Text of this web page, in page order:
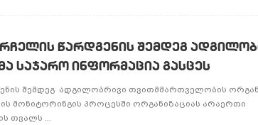
წარდგენის შემდეგ
საჯარო ინფორმაცია გასცეს
შემდეგ ადგილობრივი თვითმმართველობის
მონიტორინგის პროცესში ორგანიზაციას არაერთი
თვალს ...